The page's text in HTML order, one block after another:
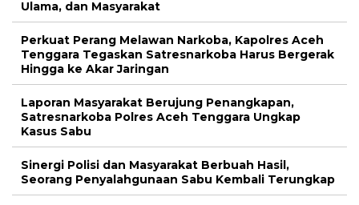
Ulama, dan Masyarakat
Perkuat Perang Melawan Narkoba, Kapolres Aceh
Tenggara Tegaskan Satresnarkoba Harus Bergerak
Hingga ke Akar Jaringan
Laporan Masyarakat Berujung Penangkapan,
Satresnarkoba Polres Aceh Tenggara Ungkap
Kasus Sabu
Sinergi Polisi dan Masyarakat Berbuah Hasil,
Seorang Penyalahgunaan Sabu Kembali Terungkap